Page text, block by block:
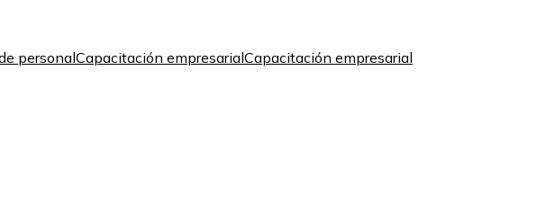
personalCapacitación empresarialCapacitación empresarial